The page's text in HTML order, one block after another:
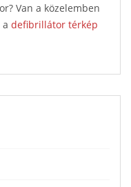
Van a közelemben
a defibrillátor térkép